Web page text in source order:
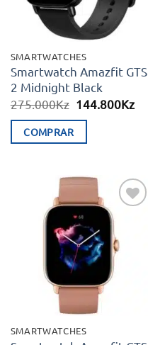
SMARTWATCHES
Smartwatch Amazfit GTS
2 Midnight Black
275.000Kz O
era:
144.800KzO
COMPRAR
Adicionar
aos meus
desejos
SMARTWATCHES